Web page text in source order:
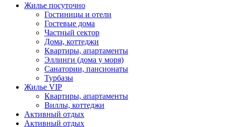
Жилье посуточно
Гостиницы и отели
Гостевые дома
Частный сектор
Дома, коттеджи
Квартиры, апартаменты
Эллинги (дома у моря)
Санатории, пансионаты
Турбазы
Жилье VIP
Квартиры, апартаменты
Виллы, коттеджи
Активный отдых
Активный отдых